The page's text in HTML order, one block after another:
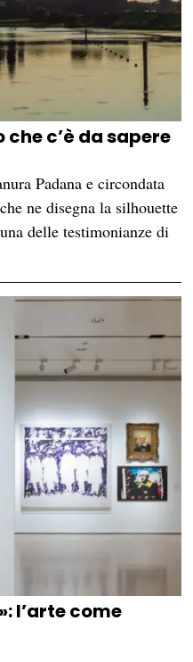
c’è da sapere
Padana e circondata
ne disegna la silhouette
delle testimonianze di
l’arte come